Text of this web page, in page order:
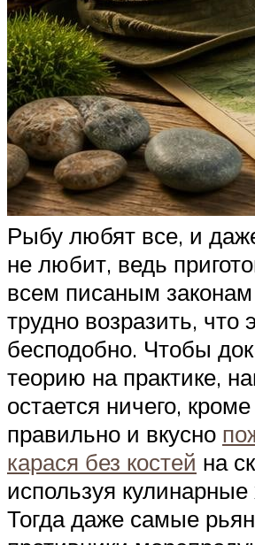
Рыбу любят все, и
не любит, ведь
всем писаным законам
трудно возразить, что
бесподобно. Чтобы
теорию на практике,
остается ничего, кроме
правильно и вкусно
карася без костей на
используя кулинарные
Тогда даже самые